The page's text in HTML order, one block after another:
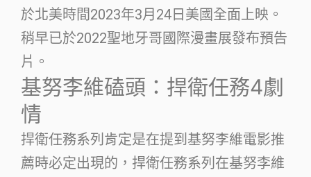
於北美時間2023年3月24日美國全面上映。
稍早已於2022聖地牙哥國際漫畫展發布預告
片。
基努李維磕頭：捍衛任務4劇
情
捍衛任務系列肯定是在提到基努李維電影推
薦時必定出現的，捍衛任務系列在基努李維